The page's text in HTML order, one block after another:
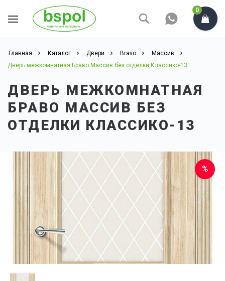
0
Главная Каталог Двери Bravo
Массив
Дверь межкомнатная Браво Массив без отделки Классико-13
ДВЕРЬ МЕЖКОМНАТНАЯ
БРАВО МАССИВ БЕЗ
ОТДЕЛКИ КЛАССИКО-13